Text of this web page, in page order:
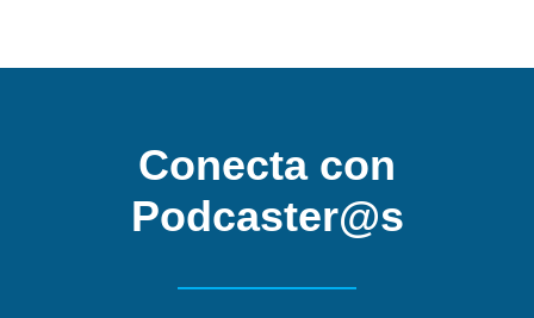
Conecta con
Podcaster@s